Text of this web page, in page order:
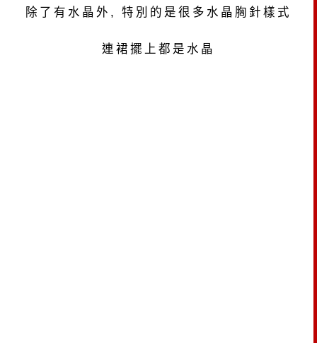
除了有水晶外, 特別的是很多水晶胸針樣式
連裙擺上都是水晶